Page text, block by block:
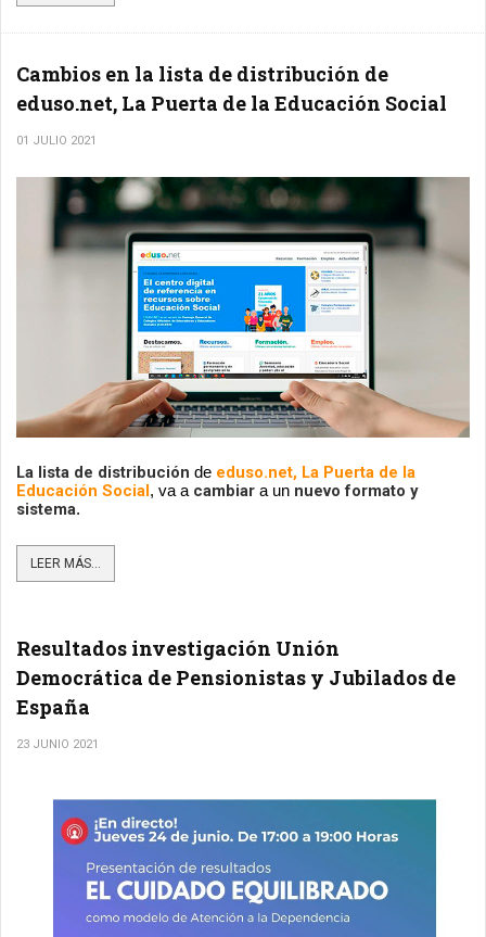
Cambios en la lista de distribución de
eduso.net, La Puerta de la Educación Social
01 JULIO 2021
La lista de distribución de eduso.net, La Puerta de la
Educación Social, va a cambiar a un nuevo formato y
sistema.
LEER MÁS...
Resultados investigación Unión
Democrática de Pensionistas y Jubilados de
España
23 JUNIO 2021